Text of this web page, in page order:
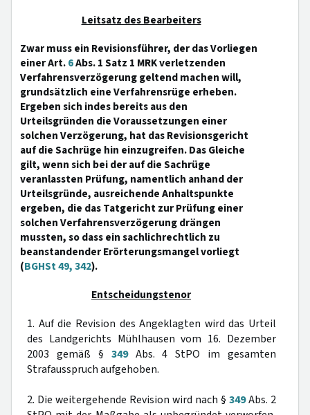
Leitsatz des Bearbeiters
Zwar muss ein Revisionsführer, der das Vorliegen
einer Art.6Abs. 1 Satz 1 MRK verletzenden
Verfahrensverzögerung geltend machen will,
grundsätzlich eine Verfahrensrüge erheben.
Ergeben sich indes bereits aus den
Urteilsgründen die Voraussetzungen einer
solchen Verzögerung, hat das Revisionsgericht
auf die Sachrüge hin einzugreifen. Das Gleiche
gilt, wenn sich bei der auf die Sachrüge
veranlassten Prüfung, namentlich anhand der
Urteilsgründe, ausreichende Anhaltspunkte
ergeben, die das Tatgericht zur Prüfung einer
solchen Verfahrensverzögerung drängen
mussten, so dass ein sachlichrechtlich zu
beanstandender Erörterungsmangel vorliegt
(BGHSt 49, 342).
Entscheidungstenor
1. Auf die Revision des Angeklagten wird das Urteil
des Landgerichts Mühlhausen vom 16. Dezember
2003 gemäß § 349Abs. 4 StPO im gesamten
Strafausspruch aufgehoben.
2. Die weitergehende Revision wird nach § 349Abs. 2